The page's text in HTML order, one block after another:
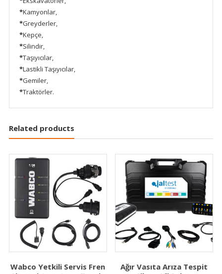
*Kamyonlar,
*Greyderler,
*Kepçe,
*Silindir,
*Taşıyıcılar,
*Lastikli Taşıyıcılar,
*Gemiler,
*Traktörler.
Related products
Wabco Yetkili Servis Fren
Ağır Vasıta Arıza Tespit